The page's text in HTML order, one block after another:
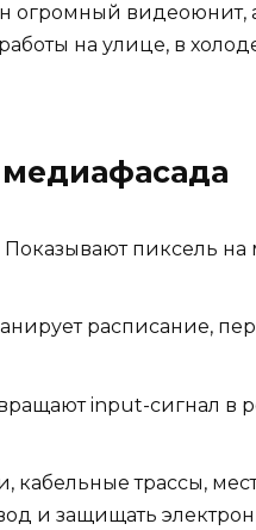
видеоюнит,
на улице, в
пиксель
расписание,
input-сигнал в
трассы,
и защищать